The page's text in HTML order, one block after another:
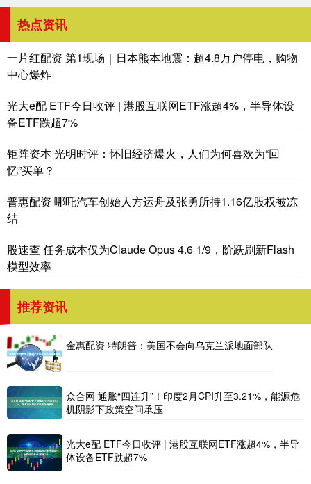
热点资讯
一片红配资 第1现场｜日本熊本地震：超4.8万户停电，购物
中心爆炸
光大e配 ETF今日收评 | 港股互联网ETF涨超4%，半导体设
备ETF跌超7%
钜阵资本 光明时评：怀旧经济爆火，人们为何喜欢为“回
忆”买单？
普惠配资 哪吒汽车创始人方运舟及张勇所持1.16亿股权被冻
结
股速查 任务成本仅为Claude Opus 4.6 1/9，阶跃刷新Flash
模型效率
推荐资讯
金惠配资 特朗普：美国不会向乌克兰派地面部队
众合网 通胀“四连升”！印度2月CPI升至3.21%，能源危
机阴影下政策空间承压
光大e配 ETF今日收评 | 港股互联网ETF涨超4%，半导
体设备ETF跌超7%